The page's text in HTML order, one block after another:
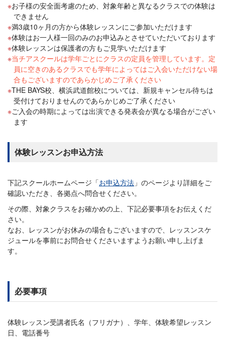
お子様の安全面考慮のため、対象年齢と異なるクラスでの体験は
できません
満3歳10ヶ月の方から体験レッスンにご参加いただけます
体験はお一人様一回のみのお申込みとさせていただいております
体験レッスンは保護者の方もご見学いただけます
当チアスクールは学年ごとにクラスの定員を管理しています。定
員に空きのあるクラスでも学年によってはご入会いただけない場
合もございますのであらかじめご了承ください
THE BAYS校、横浜武道館校については、新規キャンセル待ちは
受付けておりませんのであらかじめご了承ください
ご入会の時期によっては出演できる発表会が異なる場合がござい
ます
体験レッスンお申込方法
下記スクールホームページ「お申込方法 」のページより詳細をご
確認いただき、各拠点へ問合せください。
その際、対象クラスをお確かめの上、下記必要事項をお伝えくだ
さい。
なお、レッスンがお休みの場合もございますので、レッスンスケ
ジュールを事前にお問合せくださいますようお願い申し上げま
す。
必要事項
体験レッスン受講者氏名（フリガナ）、学年、体験希望レッスン
日、電話番号